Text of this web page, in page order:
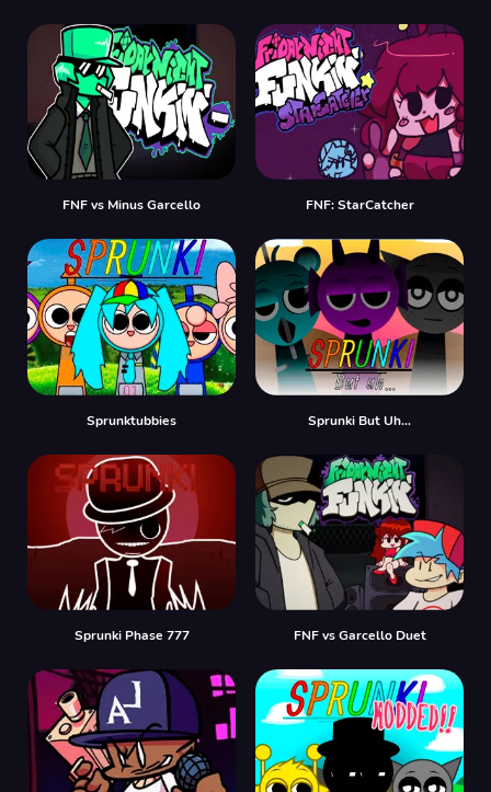
FNF vs Minus Garcello FNF: StarCatcher
Sprunktubbies Sprunki But Uh…
Sprunki Phase 777 FNF vs Garcello Duet